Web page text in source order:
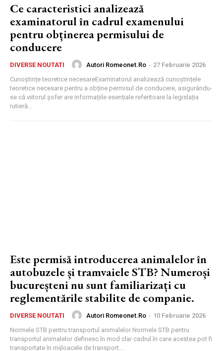
Ce caracteristici analizează
examinatorul în cadrul examenului
pentru obținerea permisului de
conducere
DIVERSE NOUTATI Autori Romeonet.ro - 27 Februarie 2026
Cunoștințe teoretice necesareExaminatorul analizează cunoștințele
teoretice necesare pentru a obține permisul de conducere, asigurându-
se că viitorul șofer are informațiile esențiale referitoare la legislația
rutieră...
Este permisă introducerea animalelor în
autobuzele și tramvaiele STB? Numeroși
bucureșteni nu sunt familiarizați cu
reglementările stabilite de companie.
DIVERSE NOUTATI Autori Romeonet.ro - 10 Februarie 2026
Normele STB pentru transportul animalelor Normele STB pentru
transportul animalelor definesc în mod clar cadrul în care acestea pot fi
transportate în mijloacele de transport...